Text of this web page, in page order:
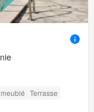
Terrasse